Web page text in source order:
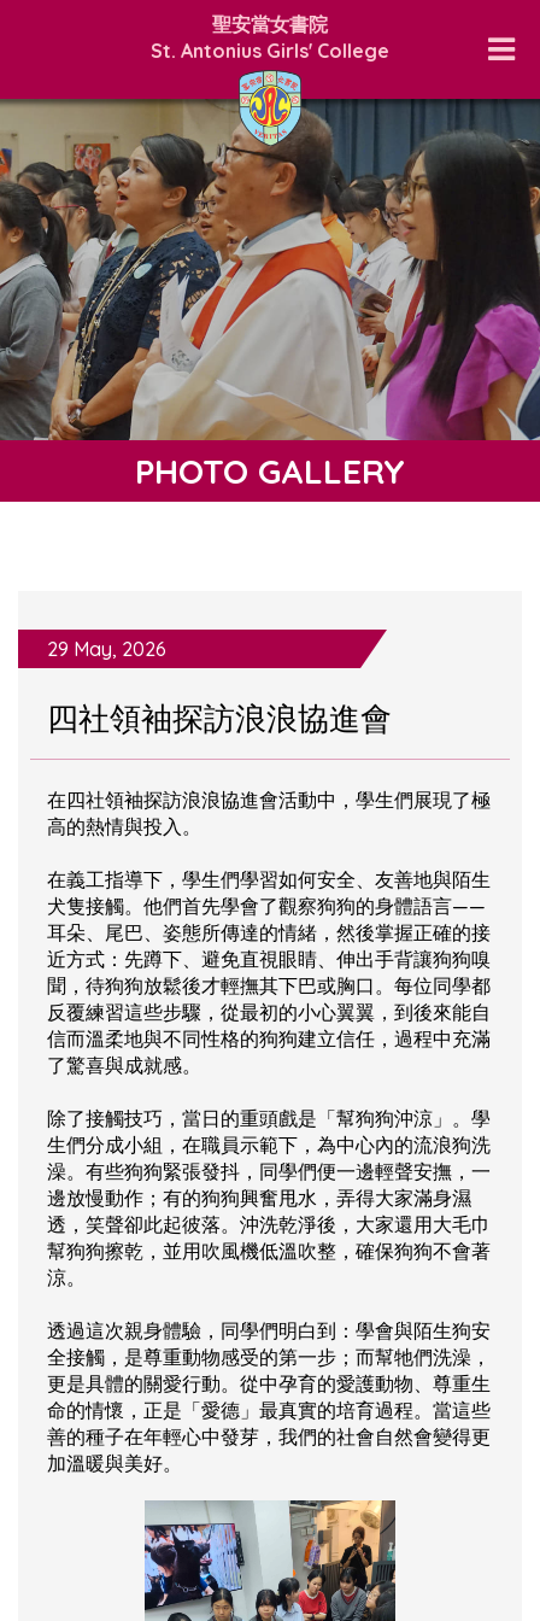
聖安當女書院
St. Antonius Girls' College
PHOTO GALLERY
29 May, 2026
四社領袖探訪浪浪協進會
在四社領袖探訪浪浪協進會活動中，學生們展現了極
高的熱情與投入。
在義工指導下，學生們學習如何安全、友善地與陌生
犬隻接觸。他們首先學會了觀察狗狗的身體語言——
耳朵、尾巴、姿態所傳達的情緒，然後掌握正確的接
近方式：先蹲下、避免直視眼睛、伸出手背讓狗狗嗅
聞，待狗狗放鬆後才輕撫其下巴或胸口。每位同學都
反覆練習這些步驟，從最初的小心翼翼，到後來能自
信而溫柔地與不同性格的狗狗建立信任，過程中充滿
了驚喜與成就感。
除了接觸技巧，當日的重頭戲是「幫狗狗沖涼」。學
生們分成小組，在職員示範下，為中心內的流浪狗洗
澡。有些狗狗緊張發抖，同學們便一邊輕聲安撫，一
邊放慢動作；有的狗狗興奮甩水，弄得大家滿身濕
透，笑聲卻此起彼落。沖洗乾淨後，大家還用大毛巾
幫狗狗擦乾，並用吹風機低溫吹整，確保狗狗不會著
涼。
透過這次親身體驗，同學們明白到：學會與陌生狗安
全接觸，是尊重動物感受的第一步；而幫牠們洗澡，
更是具體的關愛行動。從中孕育的愛護動物、尊重生
命的情懷，正是「愛德」最真實的培育過程。當這些
善的種子在年輕心中發芽，我們的社會自然會變得更
加溫暖與美好。